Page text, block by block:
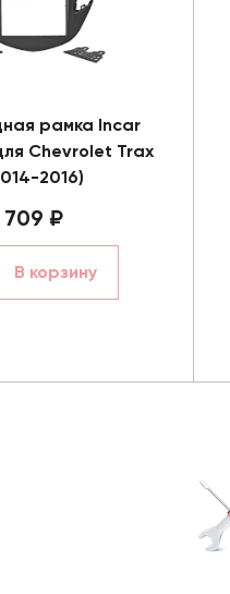
рамка Incar
Chevrolet Trax
2016)
709 ₽
В корзину